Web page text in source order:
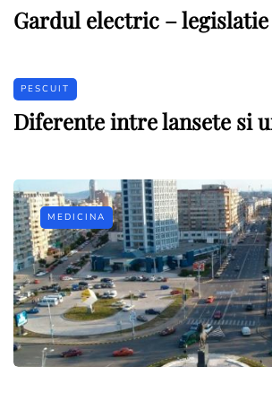
Gardul electric – legislatie
PESCUIT
Diferente intre lansete si
MEDICINA